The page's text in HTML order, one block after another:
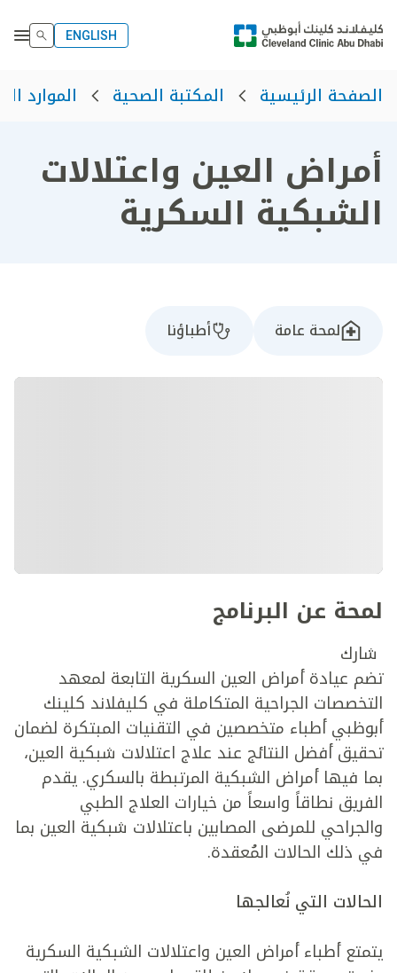
ENGLISH
الصفحة الرئيسية المكتبة الصحية الموارد
أمراض العين واعتلالات
الشبكية السكرية
لمحة عامة أطباؤنا
لمحة عن البرنامج
شارك
تضم عيادة أمراض العين السكرية التابعة لمعهد
التخصصات الجراحية المتكاملة في كليفلاند كلينك
أبوظبي أطباء متخصصين في التقنيات المبتكرة لضمان
تحقيق أفضل النتائج عند علاج اعتلالات شبكية العين،
بما فيها أمراض الشبكية المرتبطة بالسكري. يقدم
الفريق نطاقاً واسعاً من خيارات العلاج الطبي
والجراحي للمرضى المصابين باعتلالات شبكية العين بما
في ذلك الحالات المُعقدة.
الحالات التي نُعالجها
يتمتع أطباء أمراض العين واعتلالات الشبكية السكرية